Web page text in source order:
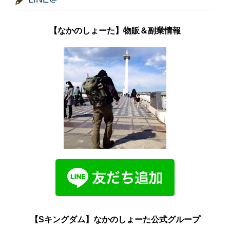
【なかのしょーた】物販＆副業情報
【Sキングダム】なかのしょーた公式グループ